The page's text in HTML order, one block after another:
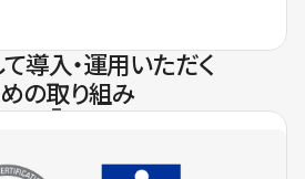
導入・運用いただく
の取り組み